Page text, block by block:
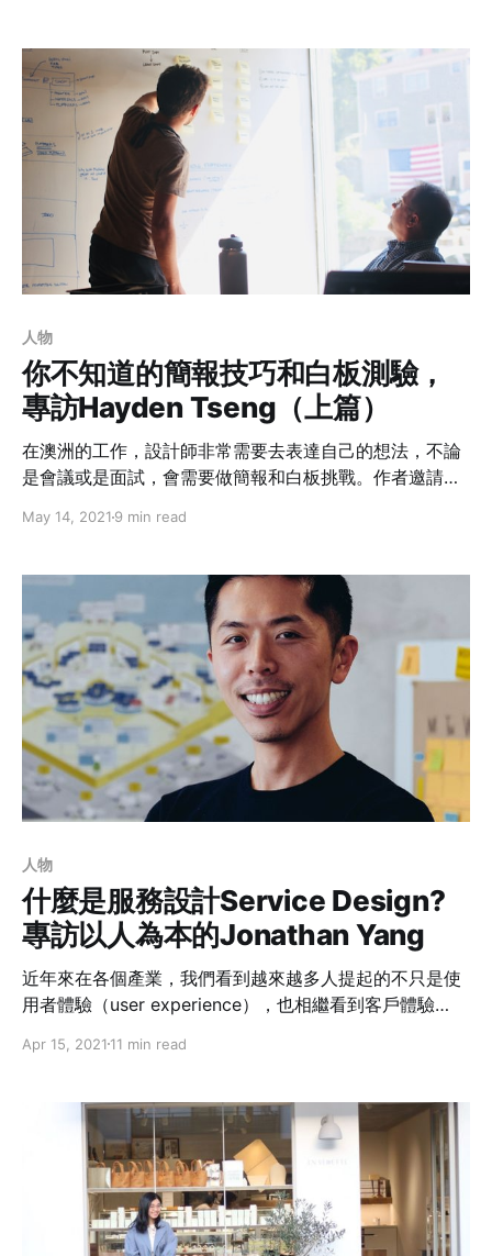
作經驗，讓Hayden來告訴你，或許就是那一點點你以為
不會錯的細節，決定了你的專業度。
人物
你不知道的簡報技巧和白板測驗，
專訪Hayden Tseng（上篇）
在澳洲的工作，設計師非常需要去表達自己的想法，不論
是會議或是面試，會需要做簡報和白板挑戰。作者邀請到
發經理 Hayden Tseng 跟我們分享，從過去擔任諮詢顧問
簡報。
May 14, 2021 9 min read
人物
什麼是服務設計Service Design?
專訪以人為本的Jonathan Yang
近年來在各個產業，我們看到越來越多人提起的不只是使
用者體驗（user experience），也相繼看到客戶體驗
design)。這次Janet邀請到在澳洲有十年服務設計經驗的
Apr 15, 2021 11 min read